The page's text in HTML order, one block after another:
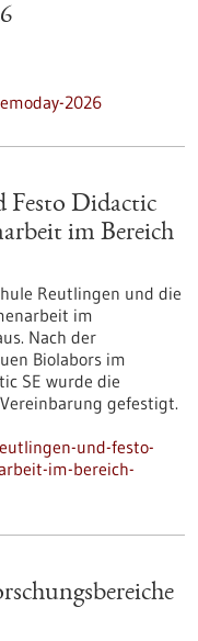
2026
Festo Didactic
im Bereich
Reutlingen und die
im
Nach der
Biolabors im
SE wurde die
gefestigt.
und-festo-
im-bereich-